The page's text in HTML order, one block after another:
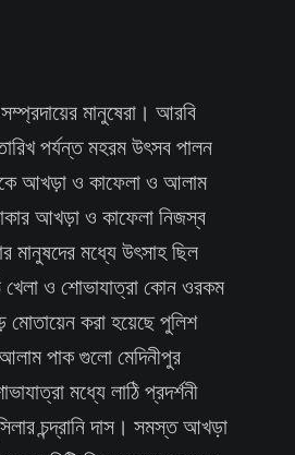
মানুষেরা। আরবি
পর্যন্ত মহরম উৎসব পালন
আখড়া ও কাফেলা ও আলাম
আখড়া ও কাফেলা নিজস্ব
মানুষদের মধ্যে উৎসাহ ছিল
খেলা ও শোভাযাত্রা কোন ওরকম
মোতায়েন করা হয়েছে পুলিশ
পাক গুলো মেদিনীপুর
মধ্যে লাঠি প্রদর্শনী
চন্দ্রানি দাস। সমস্ত আখড়া